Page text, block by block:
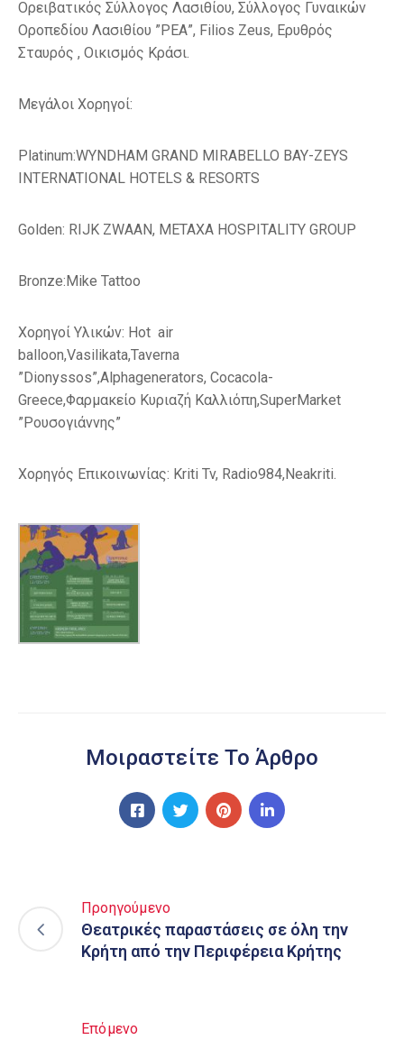
Ορειβατικός Σύλλογος Λασιθίου, Σύλλογος Γυναικών
Οροπεδίου Λασιθίου ”ΡΕΑ”, Filios Zeus, Ερυθρός
Σταυρός , Οικισμός Κράσι.
Μεγάλοι Χορηγοί:
Platinum:WYNDHAM GRAND MIRABELLO BAY-ZEYS
INTERNATIONAL HOTELS & RESORTS
Golden: RIJK ZWAAN, METAXA HOSPITALITY GROUP
Bronze:Mike Tattoo
Χορηγοί Υλικών: Hot air
balloon,Vasilikata,Taverna
”Dionyssos”,Alphagenerators, Cocacola-
Greece,Φαρμακείο Κυριαζή Καλλιόπη,SuperMarket
”Ρουσογιάννης”
Χορηγός Επικοινωνίας: Kriti Tv, Radio984,Neakriti.
Μοιραστείτε Το Άρθρο
Προηγούμενο
Θεατρικές παραστάσεις σε όλη την
Κρήτη από την Περιφέρεια Κρήτης
Επόμενο